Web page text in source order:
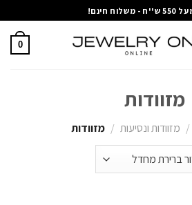
חינם!
0
מזוודות
/ מזוודות ונסיעות / מזוודות